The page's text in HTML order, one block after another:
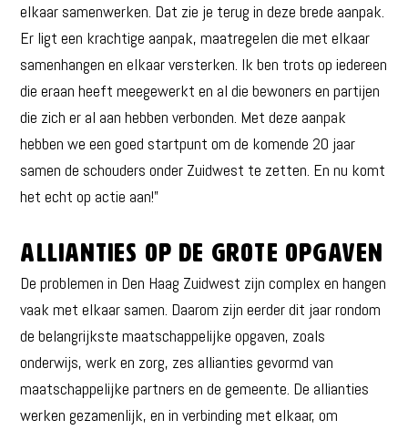
elkaar samenwerken. Dat zie je terug in deze brede aanpak.
Er ligt een krachtige aanpak, maatregelen die met elkaar
samenhangen en elkaar versterken. Ik ben trots op iedereen
die eraan heeft meegewerkt en al die bewoners en partijen
die zich er al aan hebben verbonden. Met deze aanpak
hebben we een goed startpunt om de komende 20 jaar
samen de schouders onder Zuidwest te zetten. En nu komt
het echt op actie aan!”
Allianties op de grote opgaven
De problemen in Den Haag Zuidwest zijn complex en hangen
vaak met elkaar samen. Daarom zijn eerder dit jaar rondom
de belangrijkste maatschappelijke opgaven, zoals
onderwijs, werk en zorg, zes allianties gevormd van
maatschappelijke partners en de gemeente. De allianties
werken gezamenlijk, en in verbinding met elkaar, om